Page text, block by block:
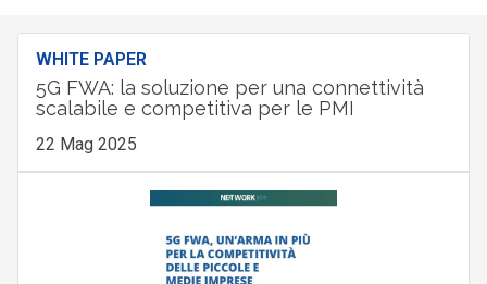
WHITE PAPER
5G FWA: la soluzione per una connettività
scalabile e competitiva per le PMI
22 Mag 2025